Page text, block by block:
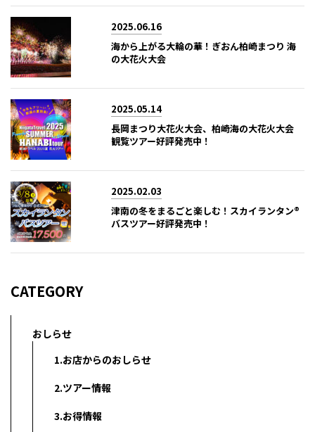
2025.06.16
海から上がる大輪の華！ぎおん柏崎まつり 海
の大花火大会
2025.05.14
長岡まつり大花火大会、柏崎海の大花火大会
観覧ツアー好評発売中！
2025.02.03
津南の冬をまるごと楽しむ！スカイランタン®
バスツアー好評発売中！
CATEGORY
おしらせ
1.お店からのおしらせ
2.ツアー情報
3.お得情報